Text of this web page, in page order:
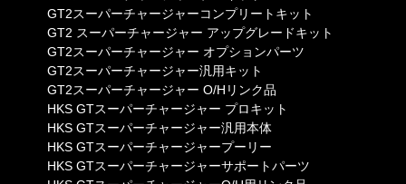
GT2スーパーチャージャーコンプリートキット
GT2 スーパーチャージャー アップグレードキット
GT2スーパーチャージャー オプションパーツ
GT2スーパーチャージャー汎用キット
GT2スーパーチャージャー O/Hリンク品
HKS GTスーパーチャージャー プロキット
HKS GTスーパーチャージャー汎用本体
HKS GTスーパーチャージャープーリー
HKS GTスーパーチャージャーサポートパーツ